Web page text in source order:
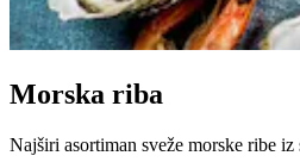
Morska riba
Najširi asortiman sveže morske ribe iz